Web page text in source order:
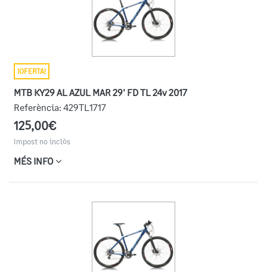
¡OFERTA!
MTB KY29 AL AZUL MAR 29' FD TL 24v 2017
Referència: 429TL1717
125,00€
Impost no inclòs
MÉS INFO